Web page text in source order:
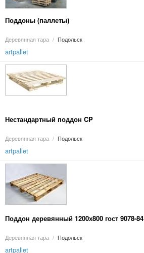
Поддоны (паллеты)
Деревянная тара / Подольск
artpallet
Нестандартный поддон CP
Деревянная тара / Подольск
artpallet
Поддон деревянный 1200х800 гост 9078-84
Деревянная тара / Подольск
artpallet